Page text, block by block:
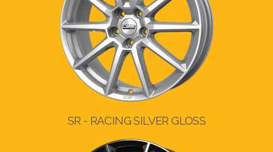
SR - RACING SILVER GLOSS